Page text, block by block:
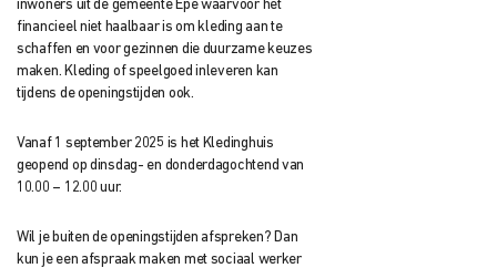
inwoners uit de gemeente Epe waarvoor het
financieel niet haalbaar is om kleding aan te
schaffen en voor gezinnen die duurzame keuzes
maken. Kleding of speelgoed inleveren kan
tijdens de openingstijden ook.
Vanaf 1 september 2025 is het Kledinghuis
geopend op dinsdag- en donderdagochtend van
10.00 – 12.00 uur.
Wil je buiten de openingstijden afspreken? Dan
kun je een afspraak maken met sociaal werker